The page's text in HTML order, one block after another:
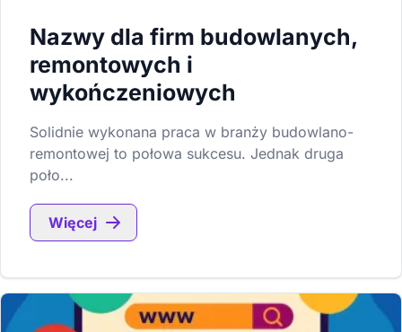
Nazwy dla firm budowlanych,
remontowych i
wykończeniowych
Solidnie wykonana praca w branży budowlano-
remontowej to połowa sukcesu. Jednak druga
poło...
Więcej